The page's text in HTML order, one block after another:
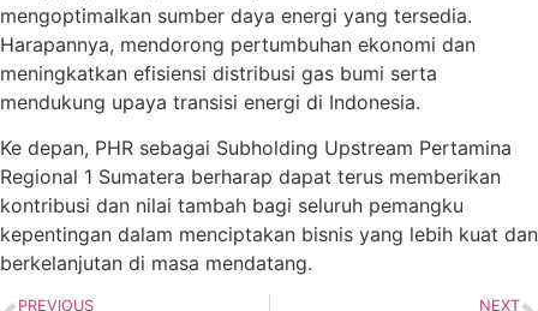
mengoptimalkan sumber daya energi yang tersedia.
Harapannya, mendorong pertumbuhan ekonomi dan
meningkatkan efisiensi distribusi gas bumi serta
mendukung upaya transisi energi di Indonesia.
Ke depan, PHR sebagai Subholding Upstream Pertamina
Regional 1 Sumatera berharap dapat terus memberikan
kontribusi dan nilai tambah bagi seluruh pemangku
kepentingan dalam menciptakan bisnis yang lebih kuat dan
berkelanjutan di masa mendatang.
PREVIOUS NEXT